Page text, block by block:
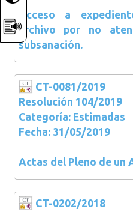
Acceso a
archivo por no
subsanación.
CT-0081/2019
Resolución 104/2019
Categoría: Estimadas
Fecha: 31/05/2019
Actas del Pleno de un
CT-0202/2018